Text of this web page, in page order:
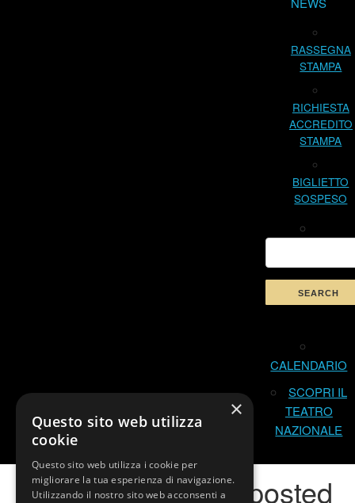
RASSEGNA
STAMPA
RICHIESTA
ACCREDITO
STAMPA
BIGLIETTO
SOSPESO
CALENDARIO
SCOPRI IL
TEATRO
NAZIONALE
Nothing has been posted
×
Questo sito web utilizza
cookie
Questo sito web utilizza i cookie per
migliorare la tua esperienza di navigazione.
Utilizzando il nostro sito web acconsenti a